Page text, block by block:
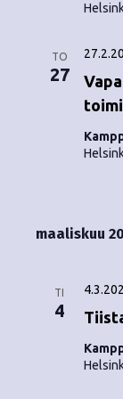
TO
27
maaliskuu
TI
4